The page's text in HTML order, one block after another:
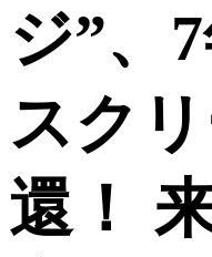
ジ”、
スク
還！